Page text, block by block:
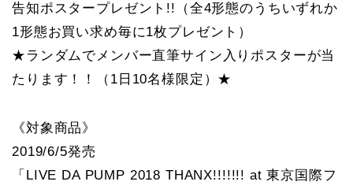
告知ポスタープレゼント!!（全4形態のうちいずれか
1形態お買い求め毎に1枚プレゼント）
★ランダムでメンバー直筆サイン入りポスターが当
たります！！（1日10名様限定）★
《対象商品》
2019/6/5発売
「LIVE DA PUMP 2018 THANX!!!!!!! at 東京国際フ